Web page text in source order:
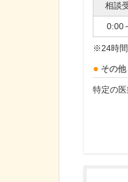
相談
0:00
※24時間
その他
特定の